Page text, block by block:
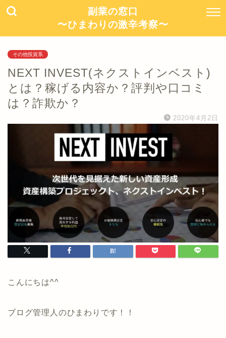
副業の窓口
〜ひまわりの激辛考察〜
その他投資系
NEXT INVEST(ネクストインベスト)
とは？稼げる内容か？評判や口コミ
は？詐欺か？
2020年4月2日
こんにちは^^
ブログ管理人のひまわりです！！